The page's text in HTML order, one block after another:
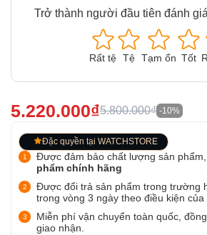
Trở thành người đầu tiên đánh
Rất tệ Tệ Tạm ổn Tốt
5.220.000₫5.800.000₫ -10%
Đặc quyền tại WATCHSTORE
Được đảm bảo chất lượng sản phẩm,
phẩm chính hãng
Được đổi trả sản phẩm trong trường
trong vòng 3 ngày theo điều kiện của
Miễn phí vận chuyển toàn quốc,
giao nhận.